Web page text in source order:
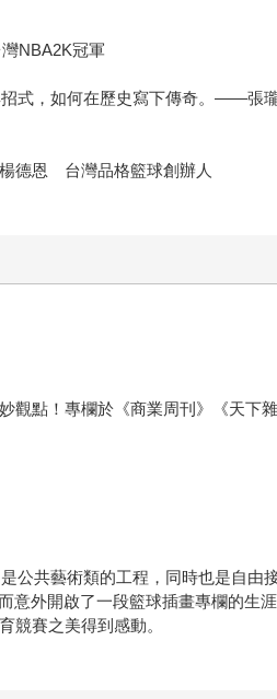
NBA2K冠軍
招式，如何在歷史寫下傳奇。——張
德恩 台灣品格籃球創辦人
觀點！專欄於《商業周刊》《天下
公共藝術類的工程，同時也是自由
意外開啟了一段籃球插畫專欄的生
競賽之美得到感動。